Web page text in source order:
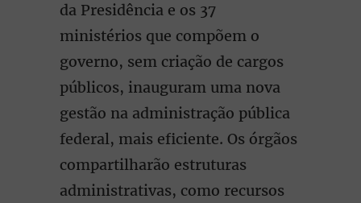
da Presidência e os 37
ministérios que compõem o
governo, sem criação de cargos
públicos, inauguram uma nova
gestão na administração pública
federal, mais eficiente. Os órgãos
compartilharão estruturas
administrativas, como recursos